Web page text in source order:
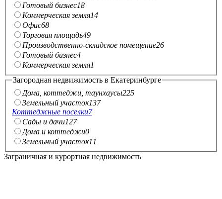
Готовый бизнес18
Коммерческая земля14
Офис68
Торговая площадь49
Производственно-складское помещение26
Готовый бизнес4
Коммерческая земля1
Загородная недвижимость в Екатеринбурге
Дома, коттеджи, таунхаусы225
Земельный участок137
Коттеджные поселки7
Сады и дачи127
Дома и коттеджи0
Земельный участок11
Заграничная и курортная недвижимость